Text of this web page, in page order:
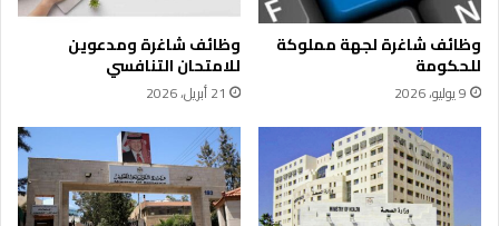
ا
ل
ع
ا
م
ة
وظائف شاغرة لجهة مملوكة
للحكومة
9 يوليو، 2026
وظائف شاغرة ومدعوين
للامتحان التنافسي
21 أبريل، 2026